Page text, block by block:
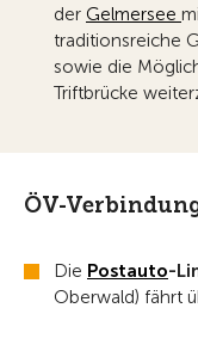
der Gelmersee
traditionsreiche
sowie die
Triftbrücke
ÖV-
Die Postauto-
Oberwald) fährt